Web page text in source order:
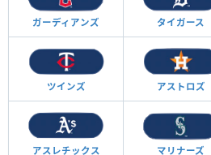
ガーディアンズ タイガース
ツインズ アストロズ
アスレチックス マリナーズ